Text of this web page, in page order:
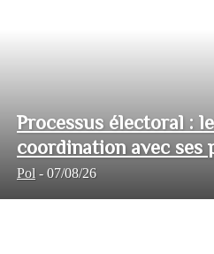
Processus électoral :
coordination avec ses
Pol - 07/08/26